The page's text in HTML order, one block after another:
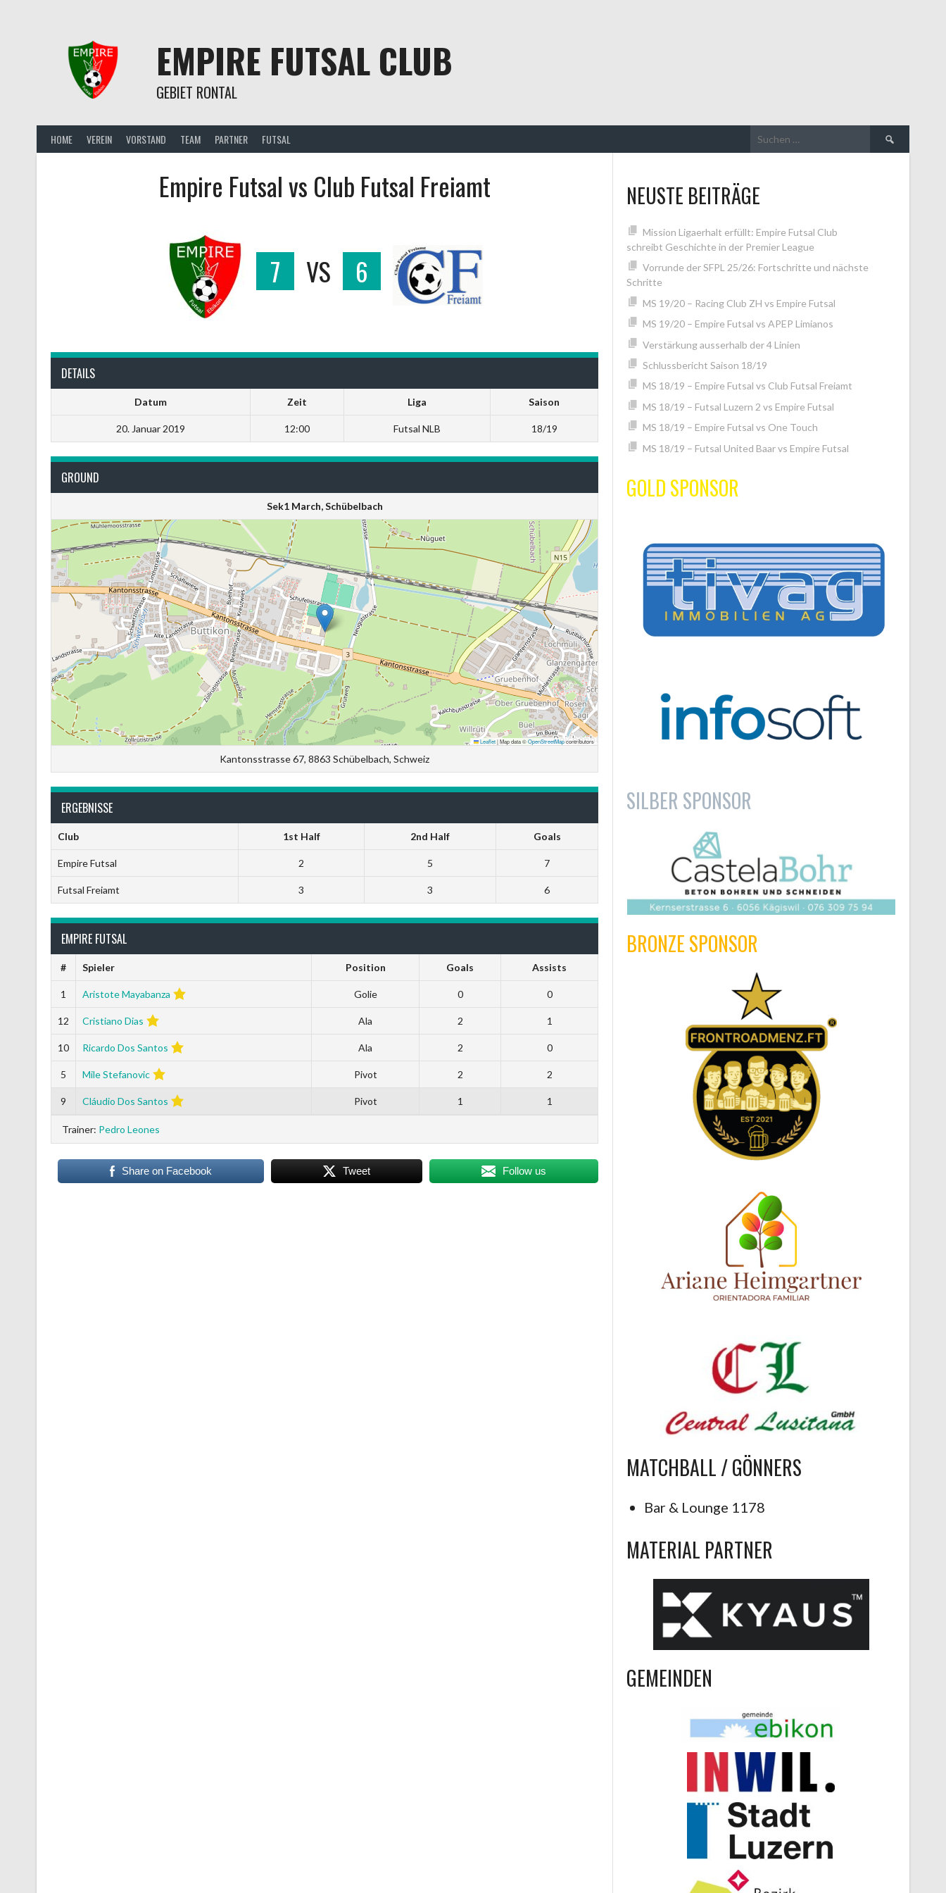
EMPIRE FUTSAL CLUB
GEBIET RONTAL
HOME VEREIN VORSTAND TEAM PARTNER FUTSAL
Suchen
nach:
Empire Futsal vs Club Futsal Freiamt
7 VS 6
DETAILS
Datum Zeit Liga Saison
20. Januar 2019 12:00 Futsal NLB 18/19
GROUND
Sek1 March, Schübelbach
Leaflet|Map data ©OpenStreetMapcontributors
Kantonsstrasse 67, 8863 Schübelbach, Schweiz
ERGEBNISSE
Club 1st Half 2nd Half Goals
Empire Futsal 2 5 7
Futsal Freiamt 3 3 6
EMPIRE FUTSAL
# Spieler Position Goals Assists
1 Aristote Mayabanza Golie 0 0
12 Cristiano Dias Ala 2 1
10 Ricardo Dos Santos Ala 2 0
5 Mile Stefanovic Pivot 2 2
9 Cláudio Dos Santos Pivot 1 1
Trainer: Pedro Leones
Share on Facebook Tweet Follow us
NEUSTE BEITRÄGE
Mission Ligaerhalt erfüllt: Empire Futsal Club
schreibt Geschichte in der Premier League
Vorrunde der SFPL 25/26: Fortschritte und nächste
Schritte
MS 19/20 – Racing Club ZH vs Empire Futsal
MS 19/20 – Empire Futsal vs APEP Limianos
Verstärkung ausserhalb der 4 Linien
Schlussbericht Saison 18/19
MS 18/19 – Empire Futsal vs Club Futsal Freiamt
MS 18/19 – Futsal Luzern 2 vs Empire Futsal
MS 18/19 – Empire Futsal vs One Touch
MS 18/19 – Futsal United Baar vs Empire Futsal
GOLD SPONSOR
SILBER SPONSOR
BRONZE SPONSOR
MATCHBALL / GÖNNERS
Bar & Lounge 1178
MATERIAL PARTNER
GEMEINDEN